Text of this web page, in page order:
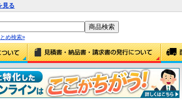
見る
め検索»